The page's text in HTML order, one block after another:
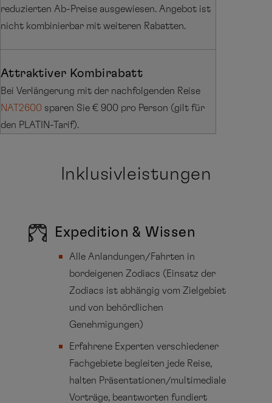
reduzierten Ab-Preise ausgewiesen. Angebot ist
nicht kombinierbar mit weiteren Rabatten.
Attraktiver Kombirabatt
Bei Verlängerung mit der nachfolgenden Reise
NAT2600 sparen Sie € 900 pro Person (gilt für
den PLATIN-Tarif).
Inklusivleistungen
Expedition & Wissen
Alle Anlandungen/Fahrten in
bordeigenen Zodiacs (Einsatz der
Zodiacs ist abhängig vom Zielgebiet
und von behördlichen
Genehmigungen)
Erfahrene Experten verschiedener
Fachgebiete begleiten jede Reise,
halten Präsentationen/multimediale
Vorträge, beantworten fundiert